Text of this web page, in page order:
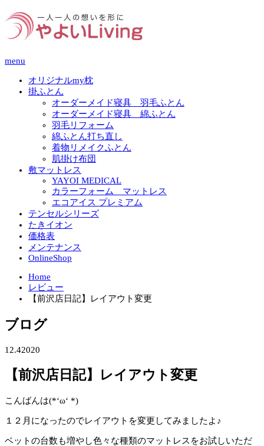
menu
オリジナルmy枕
掛ふとん
オーダーメイド寝具 羽毛ふとん
オーダーメイド寝具 綿ふとん
羽毛リフォーム
綿ふとん打ち直し
着物リメイクふとん
肌掛け布団
敷マットレス
YAYOI MEDICAL
カラーフォーム マットレス
エコアイス プレミアム
テンセルシリーズ
たきイオン
価格表
メンテナンス
OnlineShop
Home
レビュー
【前沢店日記】レイアウト変更
ブログ
12.42020
【前沢店日記】レイアウト変更
こんばんは(*‘ω‘ *)
１２月になったのでレイアウトを変更してみましたよ♪
ベットの台数も増やし色々な種類のマットレスをお試しいただ